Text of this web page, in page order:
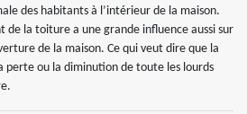
des habitants à l’intérieur de la maison.
de la toiture a une grande influence aussi sur
de la maison. Ce qui veut dire que la
perte ou la diminution de toute les lourds